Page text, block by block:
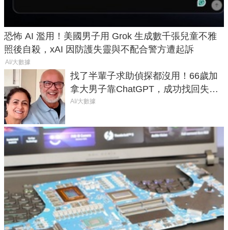
恐怖 AI 濫用！美國男子用 Grok 生成數千張兒童不雅
照後自殺，xAI 因防護失靈與不配合警方遭起訴
AI/大數據
找了半輩子求助偵探都沒用！66歲加
拿大男子靠ChatGPT，成功找回失散
50年家人
AI/大數據